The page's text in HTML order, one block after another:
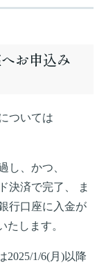
お申込み
ついては
し、かつ、
決済で完了、 ま
行口座に入金が
たします。
2025/1/6(月)以降